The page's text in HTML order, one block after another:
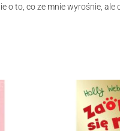
o to, co ze mnie wyrośnie, ale